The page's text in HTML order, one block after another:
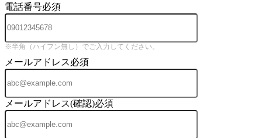
電話番号必須
※半角（ハイフン無し）でご入力してください。
メールアドレス必須
メールアドレス(確認)必須